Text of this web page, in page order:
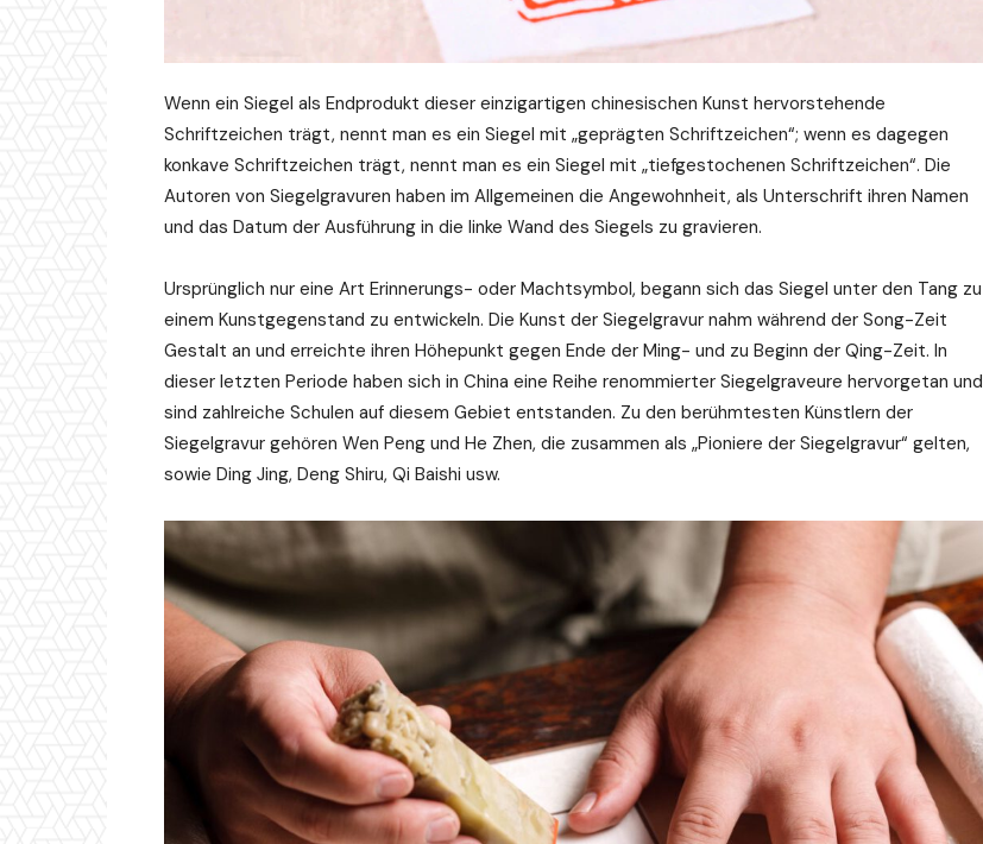
Wenn ein Siegel als Endprodukt dieser einzigartigen chinesischen Kunst hervorstehende
Schriftzeichen trägt, nennt man es ein Siegel mit „geprägten Schriftzeichen“; wenn es dagegen
konkave Schriftzeichen trägt, nennt man es ein Siegel mit „tiefgestochenen Schriftzeichen“. Die
Autoren von Siegelgravuren haben im Allgemeinen die Angewohnheit, als Unterschrift ihren Namen
und das Datum der Ausführung in die linke Wand des Siegels zu gravieren.
Ursprünglich nur eine Art Erinnerungs- oder Machtsymbol, begann sich das Siegel unter den Tang zu
einem Kunstgegenstand zu entwickeln. Die Kunst der Siegelgravur nahm während der Song-Zeit
Gestalt an und erreichte ihren Höhepunkt gegen Ende der Ming- und zu Beginn der Qing-Zeit. In
dieser letzten Periode haben sich in China eine Reihe renommierter Siegelgraveure hervorgetan und
sind zahlreiche Schulen auf diesem Gebiet entstanden. Zu den berühmtesten Künstlern der
Siegelgravur gehören Wen Peng und He Zhen, die zusammen als „Pioniere der Siegelgravur“ gelten,
sowie Ding Jing, Deng Shiru, Qi Baishi usw.